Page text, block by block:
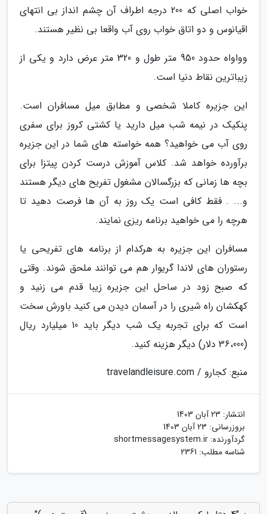
خواب اصلی که 200 درجه اطراف آن چشم انداز بی انتهای
اقیانوس و دو اتاق خواب روی آب واقعا بی نظیر هستند.
وواواه حدود 950 متر طول و 320 متر عرض دارد و یکی از
زیباترین نقاط دنیا است.
این جزیره کاملا شخصی و مطابق میل مسافران است.
پنکیک در نیمه شب میل دارید یا کشتی کروز برای سفری
روی آب می خواهید؟ همه خواسته های شما در این جزیره
برآورده خواهد شد. کلاس آموزش درست کردن پیتزا برای
بچه ها زمانی که بزرگسالان مشغول تفریح های دیگر هستند
و... . فقط کافی است یک روز به آن ها فرصت دهید تا
هرچه را می خواهید برنامه ریزی نمایند.
مسافران این جزیره به هرکدام از برنامه های تفریحی یا
رستوران های لاندا گریوار هم می توانند ملحق شوند. وقتی
که صبح زود در ساحل این جزیره زیبا قدم می زنید و
کهکشان راه شیری را در آسمان دیدن می کنید باورش سخت
است که برای تجربه یک شب دیگر باید 10 میلیارد ریال
(36،000 دلار) دیگر هزینه کنید.
منبع: کجارو / travelandleisure.com
انتشار: 23 آبان 1403
بروزرسانی: 23 آبان 1403
گردآورنده: shortmessagesystem.ir
شناسه مطلب: 2361